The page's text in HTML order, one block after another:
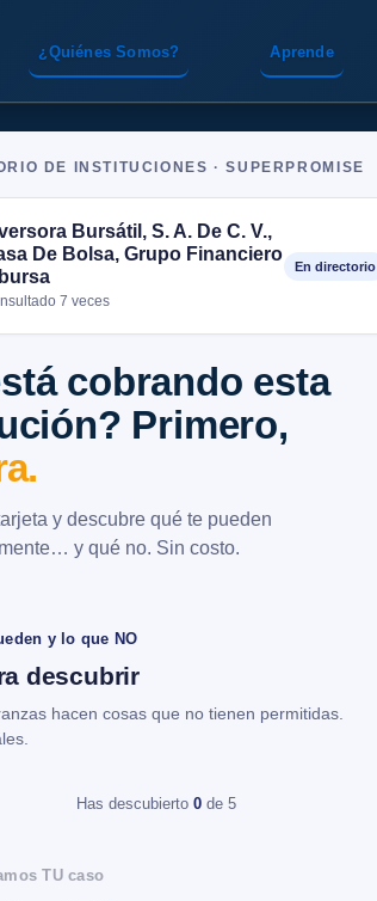
¿Quiénes Somos? Aprende
DE INSTITUCIONES · SUPERPROMISE
Bursátil, S. A. De C. V.,
De Bolsa, Grupo Financiero
7 veces
En directorio
cobrando esta
Primero,
y descubre qué te pueden
y qué no. Sin costo.
y lo que NO
descubrir
hacen cosas que no tienen permitidas.
Has descubierto 0 de 5
TU caso